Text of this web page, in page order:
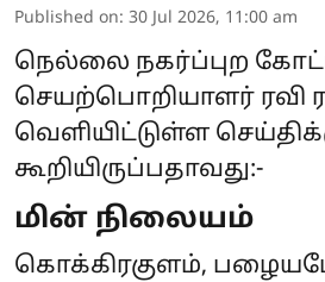
Published on: 30 Jul 2026, 11:00 am
நெல்லை நகர்ப்புற
செயற்பொறியாளர் ரவி
வெளியிட்டுள்ள
கூறியிருப்பதாவது:-
மின் நிலையம்
கொக்கிரகுளம்,